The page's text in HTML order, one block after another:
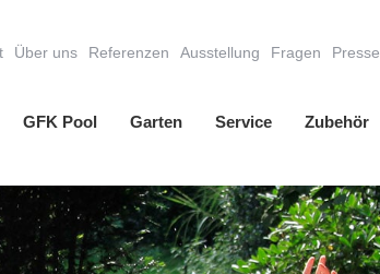
GFK Pool Garten Service Zubehör
Über uns Referenzen Ausstellung Fragen Presse